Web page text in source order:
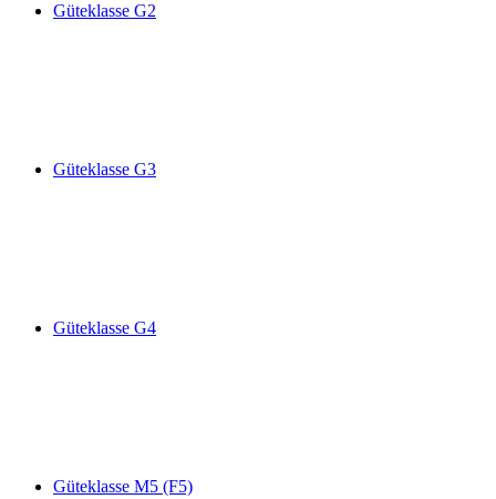
Güteklasse G2
Güteklasse G3
Güteklasse G4
Güteklasse M5 (F5)